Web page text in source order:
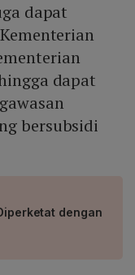
dapat
dapat
bersubsidi
dengan